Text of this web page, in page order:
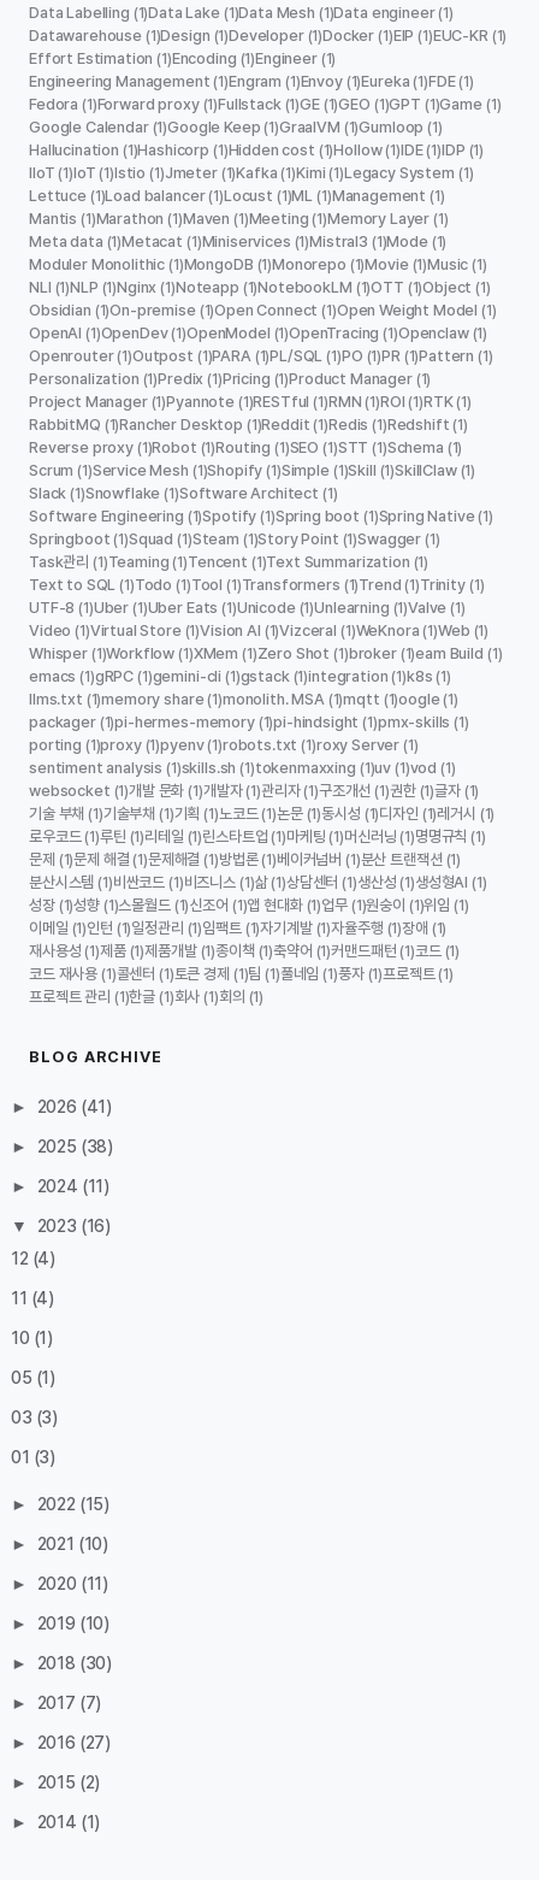
Data Labelling (1)Data Lake (1)Data Mesh (1)Data engineer (1)
Datawarehouse (1)Design (1)Developer (1)Docker (1)EIP (1)EUC-KR (1)
Effort Estimation (1)Encoding (1)Engineer (1)
Engineering Management (1)Engram (1)Envoy (1)Eureka (1)FDE (1)
Fedora (1)Forward proxy (1)Fullstack (1)GE (1)GEO (1)GPT (1)Game (1)
Google Calendar (1)Google Keep (1)GraalVM (1)Gumloop (1)
Hallucination (1)Hashicorp (1)Hidden cost (1)Hollow (1)IDE (1)IDP (1)
IIoT (1)IoT (1)Istio (1)Jmeter (1)Kafka (1)Kimi (1)Legacy System (1)
Lettuce (1)Load balancer (1)Locust (1)ML (1)Management (1)
Mantis (1)Marathon (1)Maven (1)Meeting (1)Memory Layer (1)
Meta data (1)Metacat (1)Miniservices (1)Mistral3 (1)Mode (1)
Moduler Monolithic (1)MongoDB (1)Monorepo (1)Movie (1)Music (1)
NLI (1)NLP (1)Nginx (1)Noteapp (1)NotebookLM (1)OTT (1)Object (1)
Obsidian (1)On-premise (1)Open Connect (1)Open Weight Model (1)
OpenAI (1)OpenDev (1)OpenModel (1)OpenTracing (1)Openclaw (1)
Openrouter (1)Outpost (1)PARA (1)PL/SQL (1)PO (1)PR (1)Pattern (1)
Personalization (1)Predix (1)Pricing (1)Product Manager (1)
Project Manager (1)Pyannote (1)RESTful (1)RMN (1)ROI (1)RTK (1)
RabbitMQ (1)Rancher Desktop (1)Reddit (1)Redis (1)Redshift (1)
Reverse proxy (1)Robot (1)Routing (1)SEO (1)STT (1)Schema (1)
Scrum (1)Service Mesh (1)Shopify (1)Simple (1)Skill (1)SkillClaw (1)
Slack (1)Snowflake (1)Software Architect (1)
Software Engineering (1)Spotify (1)Spring boot (1)Spring Native (1)
Springboot (1)Squad (1)Steam (1)Story Point (1)Swagger (1)
Task관리 (1)Teaming (1)Tencent (1)Text Summarization (1)
Text to SQL (1)Todo (1)Tool (1)Transformers (1)Trend (1)Trinity (1)
UTF-8 (1)Uber (1)Uber Eats (1)Unicode (1)Unlearning (1)Valve (1)
Video (1)Virtual Store (1)Vision AI (1)Vizceral (1)WeKnora (1)Web (1)
Whisper (1)Workflow (1)XMem (1)Zero Shot (1)broker (1)eam Build (1)
emacs (1)gRPC (1)gemini-cli (1)gstack (1)integration (1)k8s (1)
llms.txt (1)memory share (1)monolith. MSA (1)mqtt (1)oogle (1)
packager (1)pi-hermes-memory (1)pi-hindsight (1)pmx-skills (1)
porting (1)proxy (1)pyenv (1)robots.txt (1)roxy Server (1)
sentiment analysis (1)skills.sh (1)tokenmaxxing (1)uv (1)vod (1)
websocket (1)개발 문화 (1)개발자 (1)관리자 (1)구조개선 (1)권한 (1)글자 (1)
기술 부채 (1)기술부채 (1)기획 (1)노코드 (1)논문 (1)동시성 (1)디자인 (1)레거시 (1)
로우코드 (1)루틴 (1)리테일 (1)린스타트업 (1)마케팅 (1)머신러닝 (1)명명규칙 (1)
문제 (1)문제 해결 (1)문제해결 (1)방법론 (1)베이커넘버 (1)분산 트랜잭션 (1)
분산시스템 (1)비싼코드 (1)비즈니스 (1)삶 (1)상담센터 (1)생산성 (1)생성형AI (1)
성장 (1)성향 (1)스몰월드 (1)신조어 (1)앱 현대화 (1)업무 (1)원숭이 (1)위임 (1)
이메일 (1)인턴 (1)일정관리 (1)임팩트 (1)자기계발 (1)자율주행 (1)장애 (1)
재사용성 (1)제품 (1)제품개발 (1)종이책 (1)축약어 (1)커맨드패턴 (1)코드 (1)
코드 재사용 (1)콜센터 (1)토큰 경제 (1)팀 (1)풀네임 (1)풍자 (1)프로젝트 (1)
프로젝트 관리 (1)한글 (1)회사 (1)회의 (1)
BLOG ARCHIVE
► 2026 (41)
► 2025 (38)
► 2024 (11)
▼ 2023 (16)
12 (4)
11 (4)
10 (1)
05 (1)
03 (3)
01 (3)
► 2022 (15)
► 2021 (10)
► 2020 (11)
► 2019 (10)
► 2018 (30)
► 2017 (7)
► 2016 (27)
► 2015 (2)
► 2014 (1)